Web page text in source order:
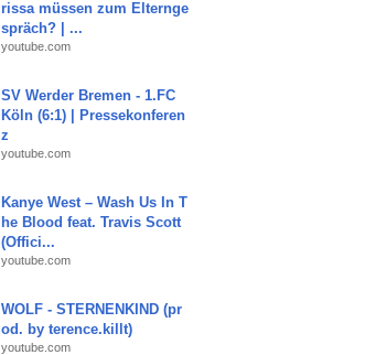
rissa müssen zum Elternge
spräch? | ...
youtube.com
SV Werder Bremen - 1.FC
Köln (6:1) | Pressekonferen
z
youtube.com
Kanye West – Wash Us In T
he Blood feat. Travis Scott
(Offici...
youtube.com
WOLF - STERNENKIND (pr
od. by terence.killt)
youtube.com